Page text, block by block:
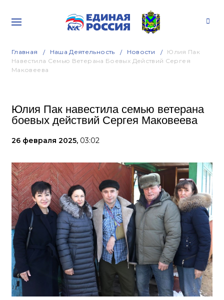
Главная Наша Деятельность Новости
Юлия Пак
Навестила Семью Ветерана Боевых Действий Сергея
Маковеева
Юлия Пак навестила семью ветерана
боевых действий Сергея Маковеева
26 февраля 2025, 03:02